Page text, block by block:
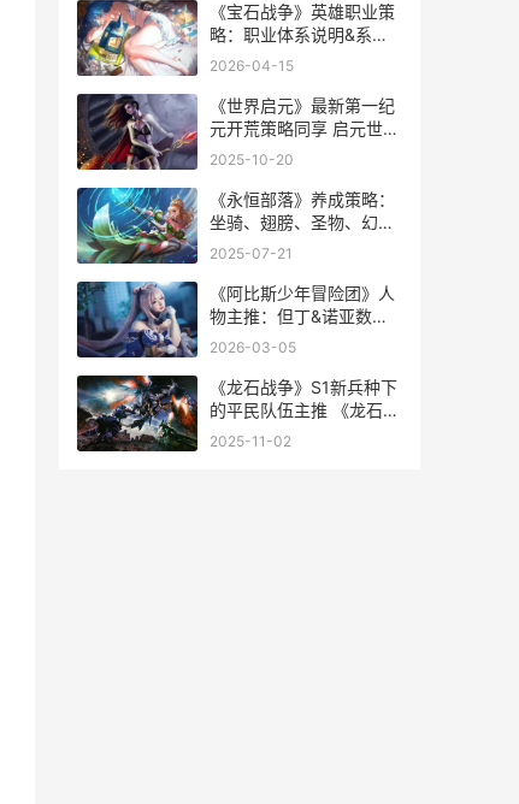
《宝石战争》英雄职业策
略：职业体系说明&系统
详细解答 《宝石战争》英
2026-04-15
《世界启元》最新第一纪
元开荒策略同享 启元世界
创始人
2025-10-20
《永恒部落》养成策略：
坐骑、翅膀、圣物、幻影
进阶规则详细解答 永恒不
2025-07-21
《阿比斯少年冒险团》人
物主推：但丁&诺亚数据
详细解答 阿比斯弹的曲子
2026-03-05
《龙石战争》S1新兵种下
的平民队伍主推 《龙石战
争》新版本上线新
2025-11-02